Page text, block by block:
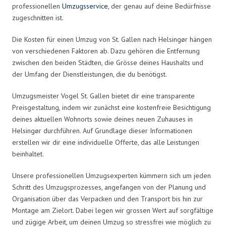
professionellen Umzugsservice, der genau auf deine Bedürfnisse
zugeschnitten ist.
Die Kosten für einen Umzug von St. Gallen nach Helsingør hängen
von verschiedenen Faktoren ab. Dazu gehören die Entfernung
zwischen den beiden Städten, die Grösse deines Haushalts und
der Umfang der Dienstleistungen, die du benötigst.
Umzugsmeister Vogel St. Gallen bietet dir eine transparente
Preisgestaltung, indem wir zunächst eine kostenfreie Besichtigung
deines aktuellen Wohnorts sowie deines neuen Zuhauses in
Helsingør durchführen. Auf Grundlage dieser Informationen
erstellen wir dir eine individuelle Offerte, das alle Leistungen
beinhaltet.
Unsere professionellen Umzugsexperten kümmern sich um jeden
Schritt des Umzugsprozesses, angefangen von der Planung und
Organisation über das Verpacken und den Transport bis hin zur
Montage am Zielort. Dabei legen wir grossen Wert auf sorgfältige
und zügige Arbeit, um deinen Umzug so stressfrei wie möglich zu